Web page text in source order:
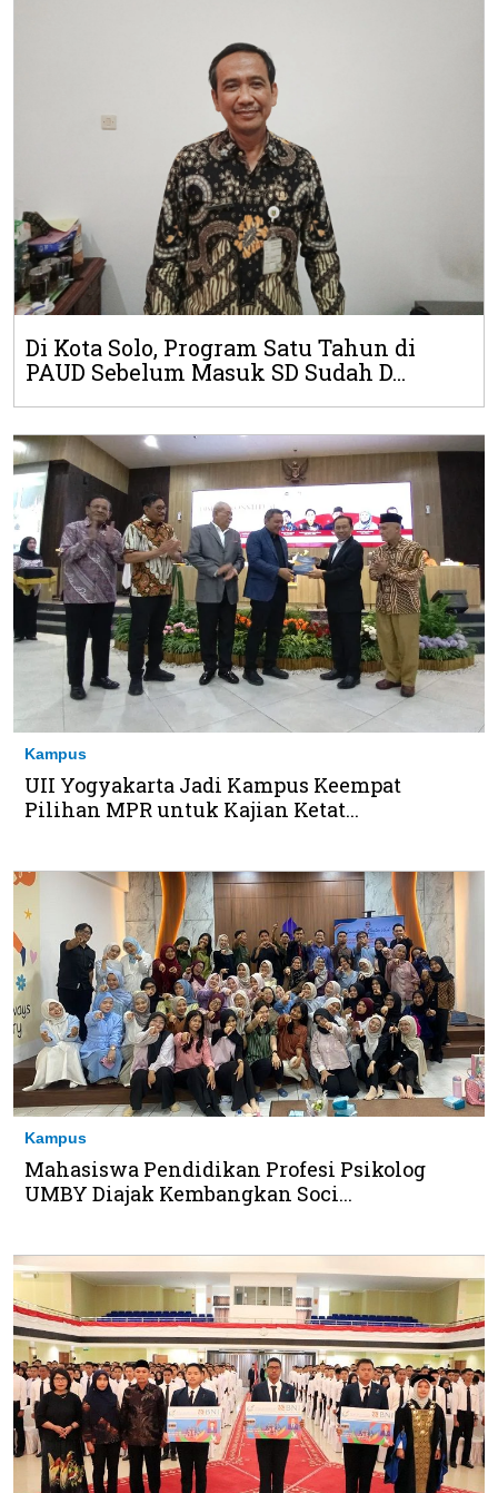
Di Kota Solo, Program Satu Tahun di
PAUD Sebelum Masuk SD Sudah D...
Kampus
UII Yogyakarta Jadi Kampus Keempat
Pilihan MPR untuk Kajian Ketat...
Kampus
Mahasiswa Pendidikan Profesi Psikolog
UMBY Diajak Kembangkan Soci...